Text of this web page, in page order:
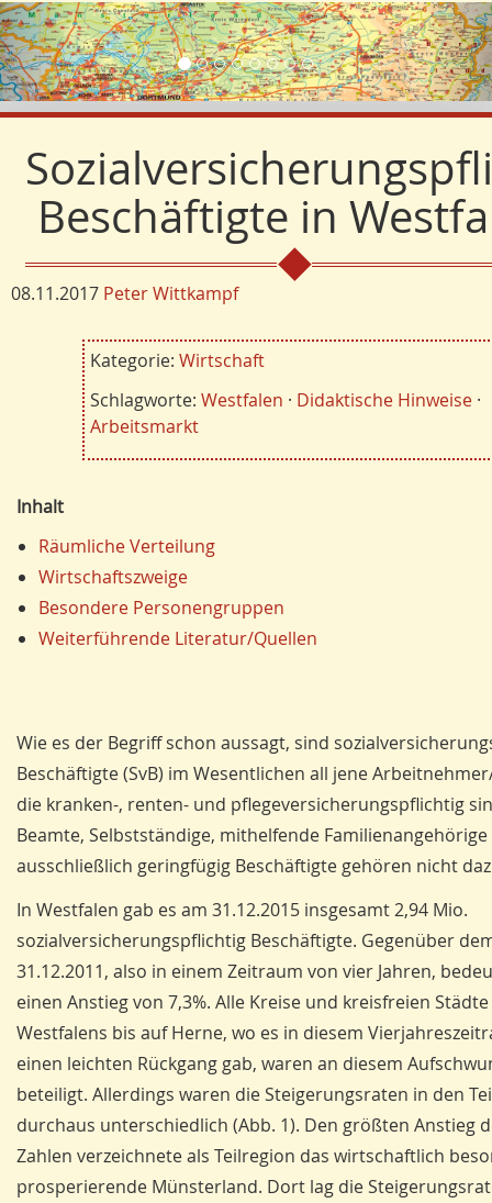
Vorherige
Beschäftigte in
08.11.2017 Peter Wittkampf
Kategorie: Wirtschaft
Schlagworte: Westfalen · Didaktische Hinweise·
Arbeitsmarkt
Inhalt
Räumliche Verteilung
Wirtschaftszweige
Besondere Personengruppen
Weiterführende Literatur/Quellen
Wie es der Begriff schon aussagt, sind
Beschäftigte (SvB) im Wesentlichen all jene
die kranken-, renten- und pflegeversicherungspflichtig
Beamte, Selbstständige, mithelfende
ausschließlich geringfügig Beschäftigte gehören nicht
In Westfalen gab es am 31.12.2015 insgesamt 2,94 Mio.
sozialversicherungspflichtig Beschäftigte. Gegenüber
31.12.2011, also in einem Zeitraum von vier Jahren,
einen Anstieg von 7,3%. Alle Kreise und kreisfreien Städte
Westfalens bis auf Herne, wo es in diesem
einen leichten Rückgang gab, waren an diesem
beteiligt. Allerdings waren die Steigerungsraten in den
durchaus unterschiedlich (Abb. 1). Den größten Anstieg
Zahlen verzeichnete als Teilregion das wirtschaftlich
prosperierende Münsterland. Dort lag die